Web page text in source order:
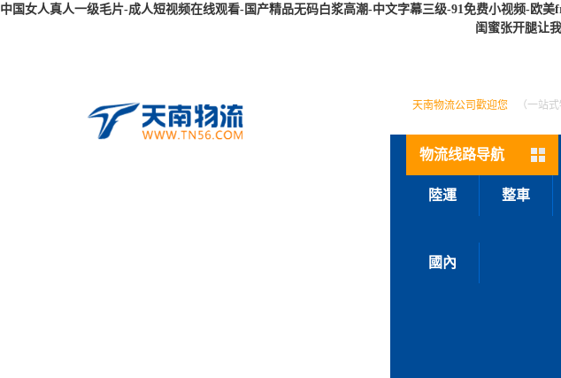
中国女人真人一级毛片-成人短视频在线观看-国产精品无码白浆高潮-中文字幕三级-91免费小视频-欧
闺蜜张开腿让
天南物流公司歡迎您 （一站
物流线路导航
陸運 整車
國內